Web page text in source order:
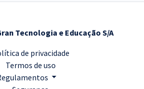
Tecnologia e Educação S/A
de privacidade
Termos de uso